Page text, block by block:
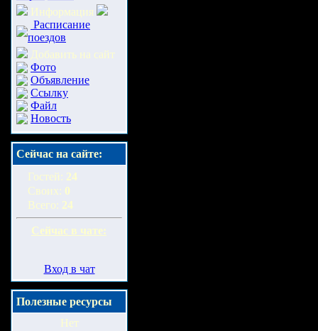
Информация
Расписание
поездов
Добавить на сайт
Фото
Объявление
Ссылку
Файл
Новость
Сейчас на сайте:
Гостей: 24
Своих: 0
Всего: 24
Сейчас в чате:
Вход в чат
Полезные ресурсы
Нет